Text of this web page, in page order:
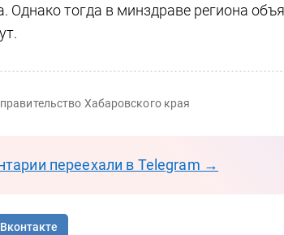
Однако тогда в минздраве региона
Хабаровского края
переехали в Telegram →